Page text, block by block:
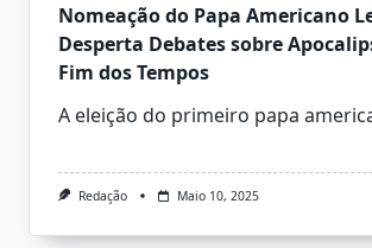
Nomeação do Papa Americano
Desperta Debates sobre
Fim dos Tempos
A eleição do primeiro papa
Redação Maio 10, 2025